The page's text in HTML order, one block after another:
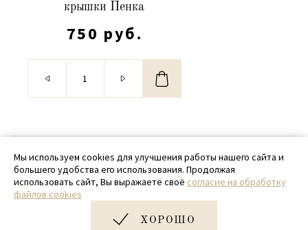
крышки Пенка
750 руб.
© 2020 - 2026 SamPack
+ 7 (918) 699-97-87
zakaz@sampack.store
Мы используем cookies для улучшения работы нашего сайта и
большего удобства его использования. Продолжая
использовать сайт, Вы выражаете своё согласие на обработку
файлов cookies
ХОРОШО